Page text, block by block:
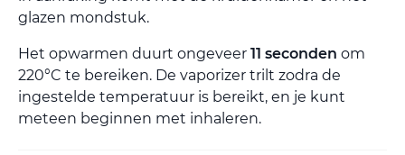
glazen mondstuk.
Het opwarmen duurt ongeveer 11 seconden om
220°C te bereiken. De vaporizer trilt zodra de
ingestelde temperatuur is bereikt, en je kunt
meteen beginnen met inhaleren.